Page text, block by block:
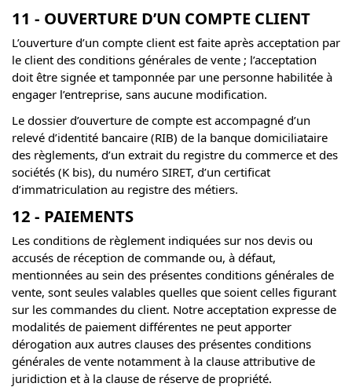
11 - OUVERTURE D’UN COMPTE CLIENT
L’ouverture d’un compte client est faite après acceptation par
le client des conditions générales de vente ; l’acceptation
doit être signée et tamponnée par une personne habilitée à
engager l’entreprise, sans aucune modification.
Le dossier d’ouverture de compte est accompagné d’un
relevé d’identité bancaire (RIB) de la banque domiciliataire
des règlements, d’un extrait du registre du commerce et des
sociétés (K bis), du numéro SIRET, d’un certificat
d’immatriculation au registre des métiers.
12 - PAIEMENTS
Les conditions de règlement indiquées sur nos devis ou
accusés de réception de commande ou, à défaut,
mentionnées au sein des présentes conditions générales de
vente, sont seules valables quelles que soient celles figurant
sur les commandes du client. Notre acceptation expresse de
modalités de paiement différentes ne peut apporter
dérogation aux autres clauses des présentes conditions
générales de vente notamment à la clause attributive de
juridiction et à la clause de réserve de propriété.